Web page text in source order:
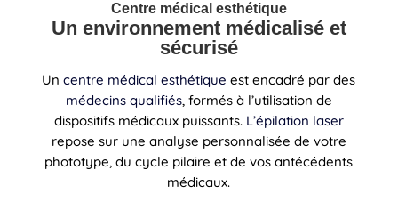
Centre médical esthétique
Un environnement médicalisé et
sécurisé
Un centre médical esthétique est encadré par des
médecins qualifiés, formés à l’utilisation de
dispositifs médicaux puissants.L’épilation laser
repose sur une analyse personnalisée de votre
phototype, du cycle pilaire et de vos antécédents
médicaux.